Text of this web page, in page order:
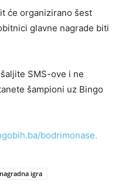
će organizirano šest
glavne nagrade biti
SMS-ove i ne
šampioni uz Bingo
bodrimonase.
nagradna igra